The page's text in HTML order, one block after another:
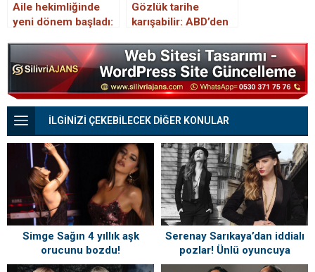
Aile hekimliğinde
yeni dönem başladı:
beklemek tarihe
karışıyor
Gözlük tarihe
karışabilir: ABD’den
onay
İLGİNİZİ ÇEKEBİLECEK DİĞER KONULAR
Simge Sağın 4 yıllık aşk
orucunu bozdu!
‘Sevgilimden’ notuyla paylaştı
Serenay Sarıkaya’dan iddialı
pozlar! Ünlü oyuncuya
beğeni yağdı